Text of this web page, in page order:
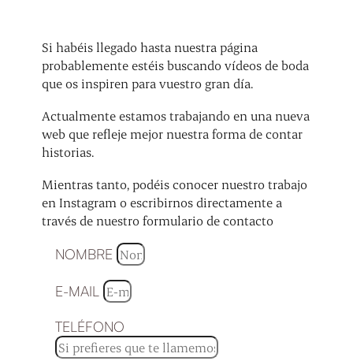
Si habéis llegado hasta nuestra página
probablemente estéis buscando vídeos de boda
que os inspiren para vuestro gran día.
Actualmente estamos trabajando en una nueva
web que refleje mejor nuestra forma de contar
historias.
Mientras tanto, podéis conocer nuestro trabajo
en Instagram o escribirnos directamente a
través de nuestro formulario de contacto
NOMBRE
E-MAIL
TELÉFONO